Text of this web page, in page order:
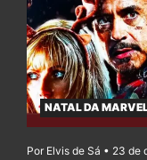
NATAL DA
Por Elvis de Sá • 23